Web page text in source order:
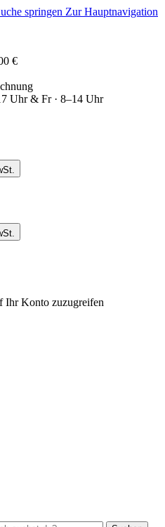
springen Zur Hauptnavigation
€
Uhr & Fr · 8–14 Uhr
Ihr Konto zuzugreifen